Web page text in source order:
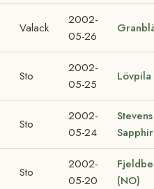
Valack
2002-
05-26
Sto
2002-
05-25
Lövpila
Sto
2002-
05-24
Stevens
Sto
2002-
05-20
(NO)